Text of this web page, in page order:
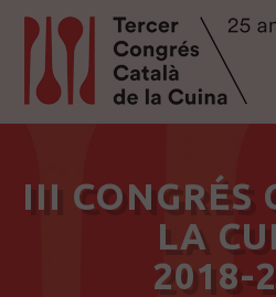
III CONGRÉS
LA
2018-